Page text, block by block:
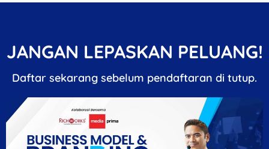
JANGAN LEPASKAN PELUANG!
Daftar sekarang sebelum pendaftaran di tutup.